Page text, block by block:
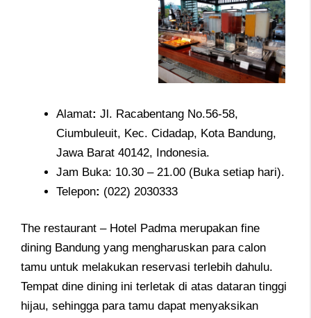
Alamat: Jl. Racabentang No.56-58,
Ciumbuleuit, Kec. Cidadap, Kota Bandung,
Jawa Barat 40142, Indonesia.
Jam Buka: 10.30 – 21.00 (Buka setiap hari).
Telepon: (022) 2030333
The restaurant – Hotel Padma merupakan fine
dining Bandung yang mengharuskan para calon
tamu untuk melakukan reservasi terlebih dahulu.
Tempat dine dining ini terletak di atas dataran tinggi
hijau, sehingga para tamu dapat menyaksikan